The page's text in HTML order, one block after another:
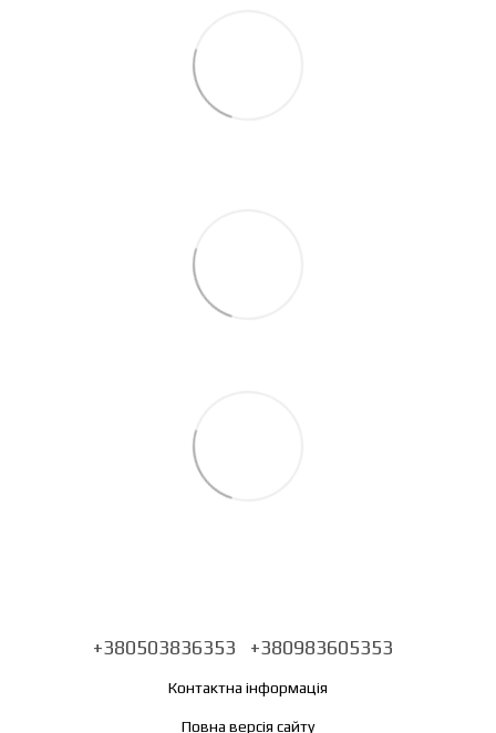
+380503836353 +380983605353
Контактна інформація
Повна версія сайту